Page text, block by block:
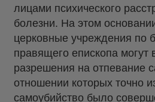
лицами психического
болезни. На этом
церковные учреждения по
правящего епископа могут
разрешения на отпевание
отношении которых точно
самоубийство было